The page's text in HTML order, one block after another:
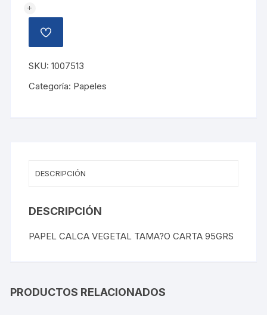
cantidad
AÑADIR
A
LISTA
DE
DESEOS
SKU:1007513
Categoría: Papeles
DESCRIPCIÓN
DESCRIPCIÓN
PAPEL CALCA VEGETAL TAMA?O CARTA 95GRS
PRODUCTOS RELACIONADOS